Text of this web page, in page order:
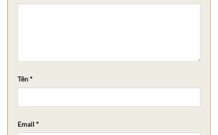
Tên*
Email *